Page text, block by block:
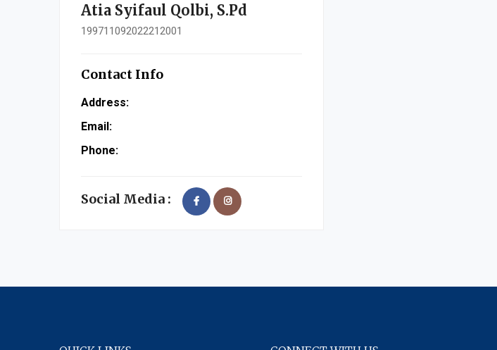
Atia Syifaul Qolbi, S.Pd
199711092022212001
Contact Info
Address:
Email:
Phone:
Social Media :